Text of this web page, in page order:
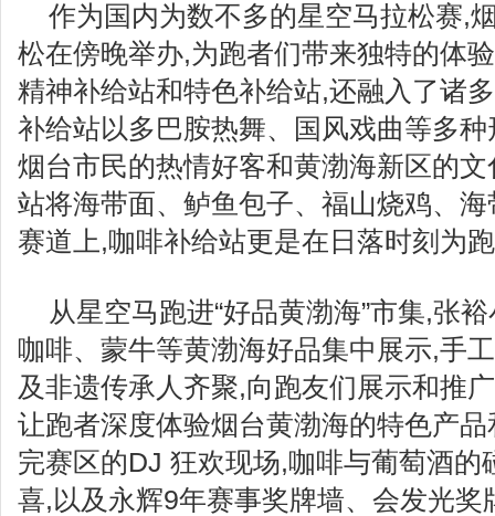
作为国内为数不多的星空马拉松赛,
松在傍晚举办,为跑者们带来独特的体
精神补给站和特色补给站,还融入了诸
补给站以多巴胺热舞、国风戏曲等多
烟台市民的热情好客和黄渤海新区的
站将海带面、鲈鱼包子、福山烧鸡、
赛道上,咖啡补给站更是在日落时刻为
从星空马跑进“好品黄渤海”市集,张
咖啡、蒙牛等黄渤海好品集中展示,手
及非遗传承人齐聚,向跑友们展示和推
让跑者深度体验烟台黄渤海的特色产
完赛区的DJ 狂欢现场,咖啡与葡萄酒的
喜,以及永辉9年赛事奖牌墙、会发光奖